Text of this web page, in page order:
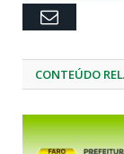
Email
CONTEÚDO